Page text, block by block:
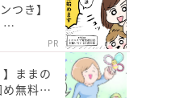
つき】
…
PR
】ままの
め無料…